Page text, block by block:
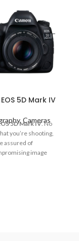
5D Mark IV
, Cameras
5D Mark IV. No
you’re shooting,
assured of
image